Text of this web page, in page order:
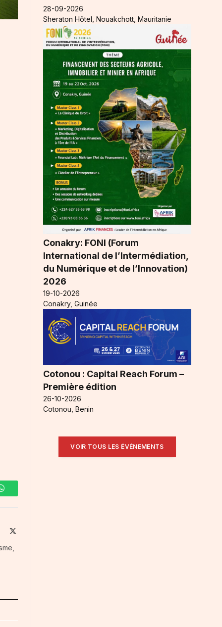
WhatsApp
Facebook
28-09-2026
Sheraton Hôtel, Nouakchott, Mauritanie
Conakry: FONI (Forum
International de l’Intermédiation,
du Numérique et de l’Innovation)
2026
19-10-2026
Conakry, Guinée
Cotonou : Capital Reach Forum –
Première édition
26-10-2026
Cotonou, Benin
VOIR TOUS LES ÉVÉNEMENTS